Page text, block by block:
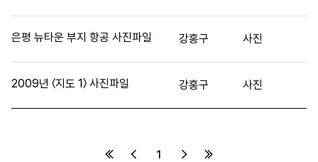
은평 뉴타운 부지 항공 사진파일 강홍구 사진
2009년 〈지도 1〉 사진파일 강홍구 사진
1